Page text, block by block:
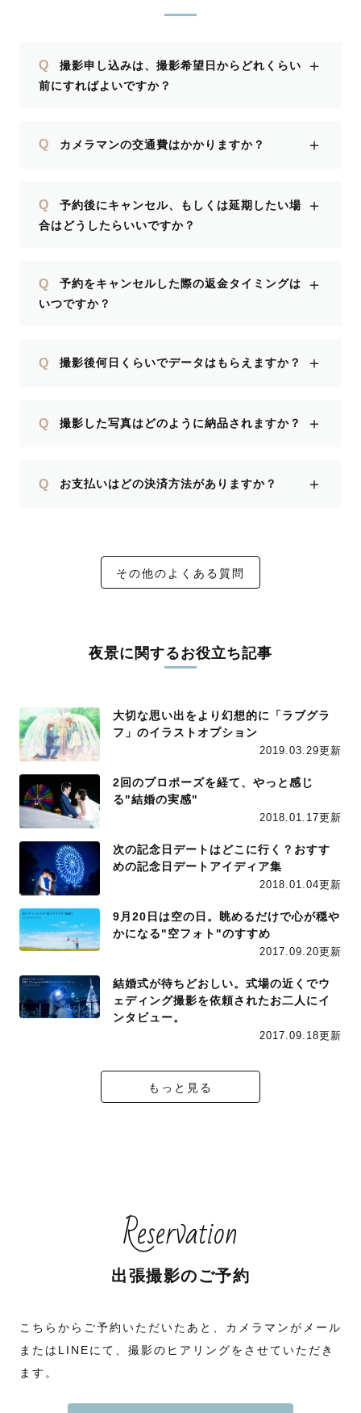
Q
撮影申し込みは、撮影希望日からどれくらい
前にすればよいですか？
＋
Q カメラマンの交通費はかかりますか？ ＋
Q
予約後にキャンセル、もしくは延期したい場
合はどうしたらいいですか？
＋
Q
予約をキャンセルした際の返金タイミングは
いつですか？
＋
Q 撮影後何日くらいでデータはもらえますか？ ＋
Q 撮影した写真はどのように納品されますか？ ＋
Q お支払いはどの決済方法がありますか？ ＋
その他のよくある質問
夜景に関するお役立ち記事
大切な思い出をより幻想的に「ラブグラ
フ」のイラストオプション
2019.03.29更新
2回のプロポーズを経て、やっと感じ
る"結婚の実感"
2018.01.17更新
次の記念日デートはどこに行く？おすす
めの記念日デートアイディア集
2018.01.04更新
9月20日は空の日。眺めるだけで心が穏や
かになる"空フォト"のすすめ
2017.09.20更新
結婚式が待ちどおしい。式場の近くでウ
ェディング撮影を依頼されたお二人にイ
ンタビュー。
2017.09.18更新
もっと見る
Reservation
出張撮影のご予約
こちらからご予約いただいたあと、カメラマンがメール
またはLINEにて、撮影のヒアリングをさせていただき
ます。